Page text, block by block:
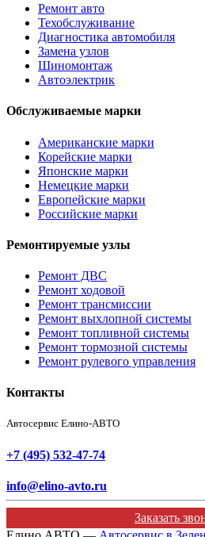
Ремонт авто
Техобслуживание
Диагностика автомобиля
Замена узлов
Шиномонтаж
Автоэлектрик
Обслуживаемые марки
Американские марки
Корейские марки
Японские марки
Немецкие марки
Европейские марки
Российские марки
Ремонтируемые узлы
Ремонт ДВС
Ремонт ходовой
Ремонт трансмиссии
Ремонт выхлопной системы
Ремонт топливной системы
Ремонт тормозной системы
Ремонт рулевого управления
Контакты
Автосервис Елино-АВТО
+7 (495) 532-47-74
info@elino-avto.ru
Заказать